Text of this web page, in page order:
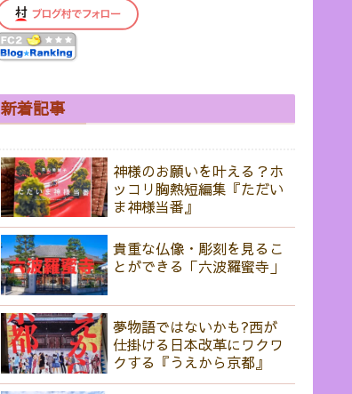
新着記事
神様のお願いを叶える？ホ
ッコリ胸熱短編集『ただい
ま神様当番』
貴重な仏像・彫刻を見るこ
とができる「六波羅蜜寺」
夢物語ではないかも?西が
仕掛ける日本改革にワクワ
クする『うえから京都』